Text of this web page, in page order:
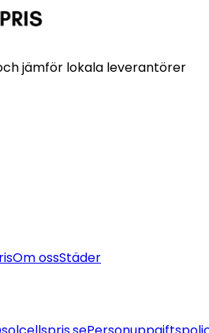
jämför lokala leverantörer
Om ossStäder